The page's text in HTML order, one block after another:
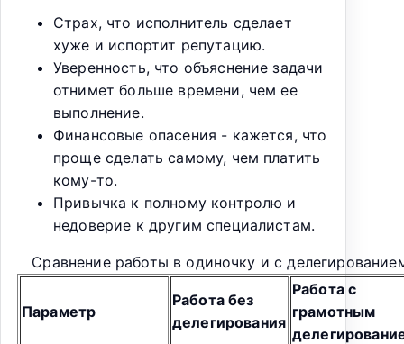
Страх, что исполнитель сделает
хуже и испортит репутацию.
Уверенность, что объяснение задачи
отнимет больше времени, чем ее
выполнение.
Финансовые опасения - кажется, что
проще сделать самому, чем платить
кому-то.
Привычка к полному контролю и
недоверие к другим специалистам.
Сравнение работы в одиночку и с
Параметр
Работа без
делегирования
Работа с
грамотным